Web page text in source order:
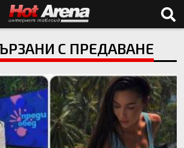
С ПРЕДАВАНЕ